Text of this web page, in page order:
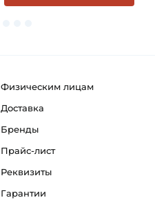
Физическим лицам
Доставка
Бренды
Прайс-лист
Реквизиты
Гарантии